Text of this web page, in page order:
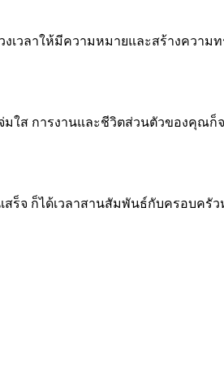
เวลาให้มีความหมายและสร้างความ
ใส การงานและชีวิตส่วนตัวของคุณก็
สร็จ ก็ได้เวลาสานสัมพันธ์กับครอบครัว